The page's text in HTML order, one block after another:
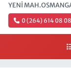
YENİ
0 (264) 614 08 08